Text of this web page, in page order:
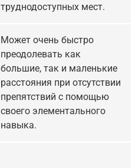
труднодоступных мест.
Может очень быстро
преодолевать как
большие, так и маленькие
расстояния при отсутствии
препятствий с помощью
своего элементального
навыка.